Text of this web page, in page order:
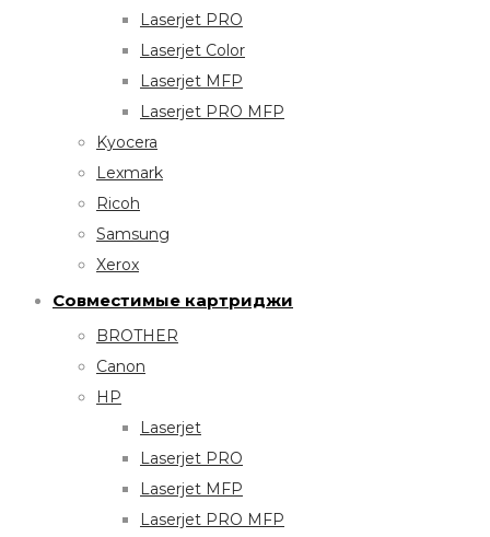
Laserjet PRO
Laserjet Color
Laserjet MFP
Laserjet PRO MFP
Kyocera
Lexmark
Ricoh
Samsung
Xerox
Совместимые картриджи
BROTHER
Canon
HP
Laserjet
Laserjet PRO
Laserjet MFP
Laserjet PRO MFP